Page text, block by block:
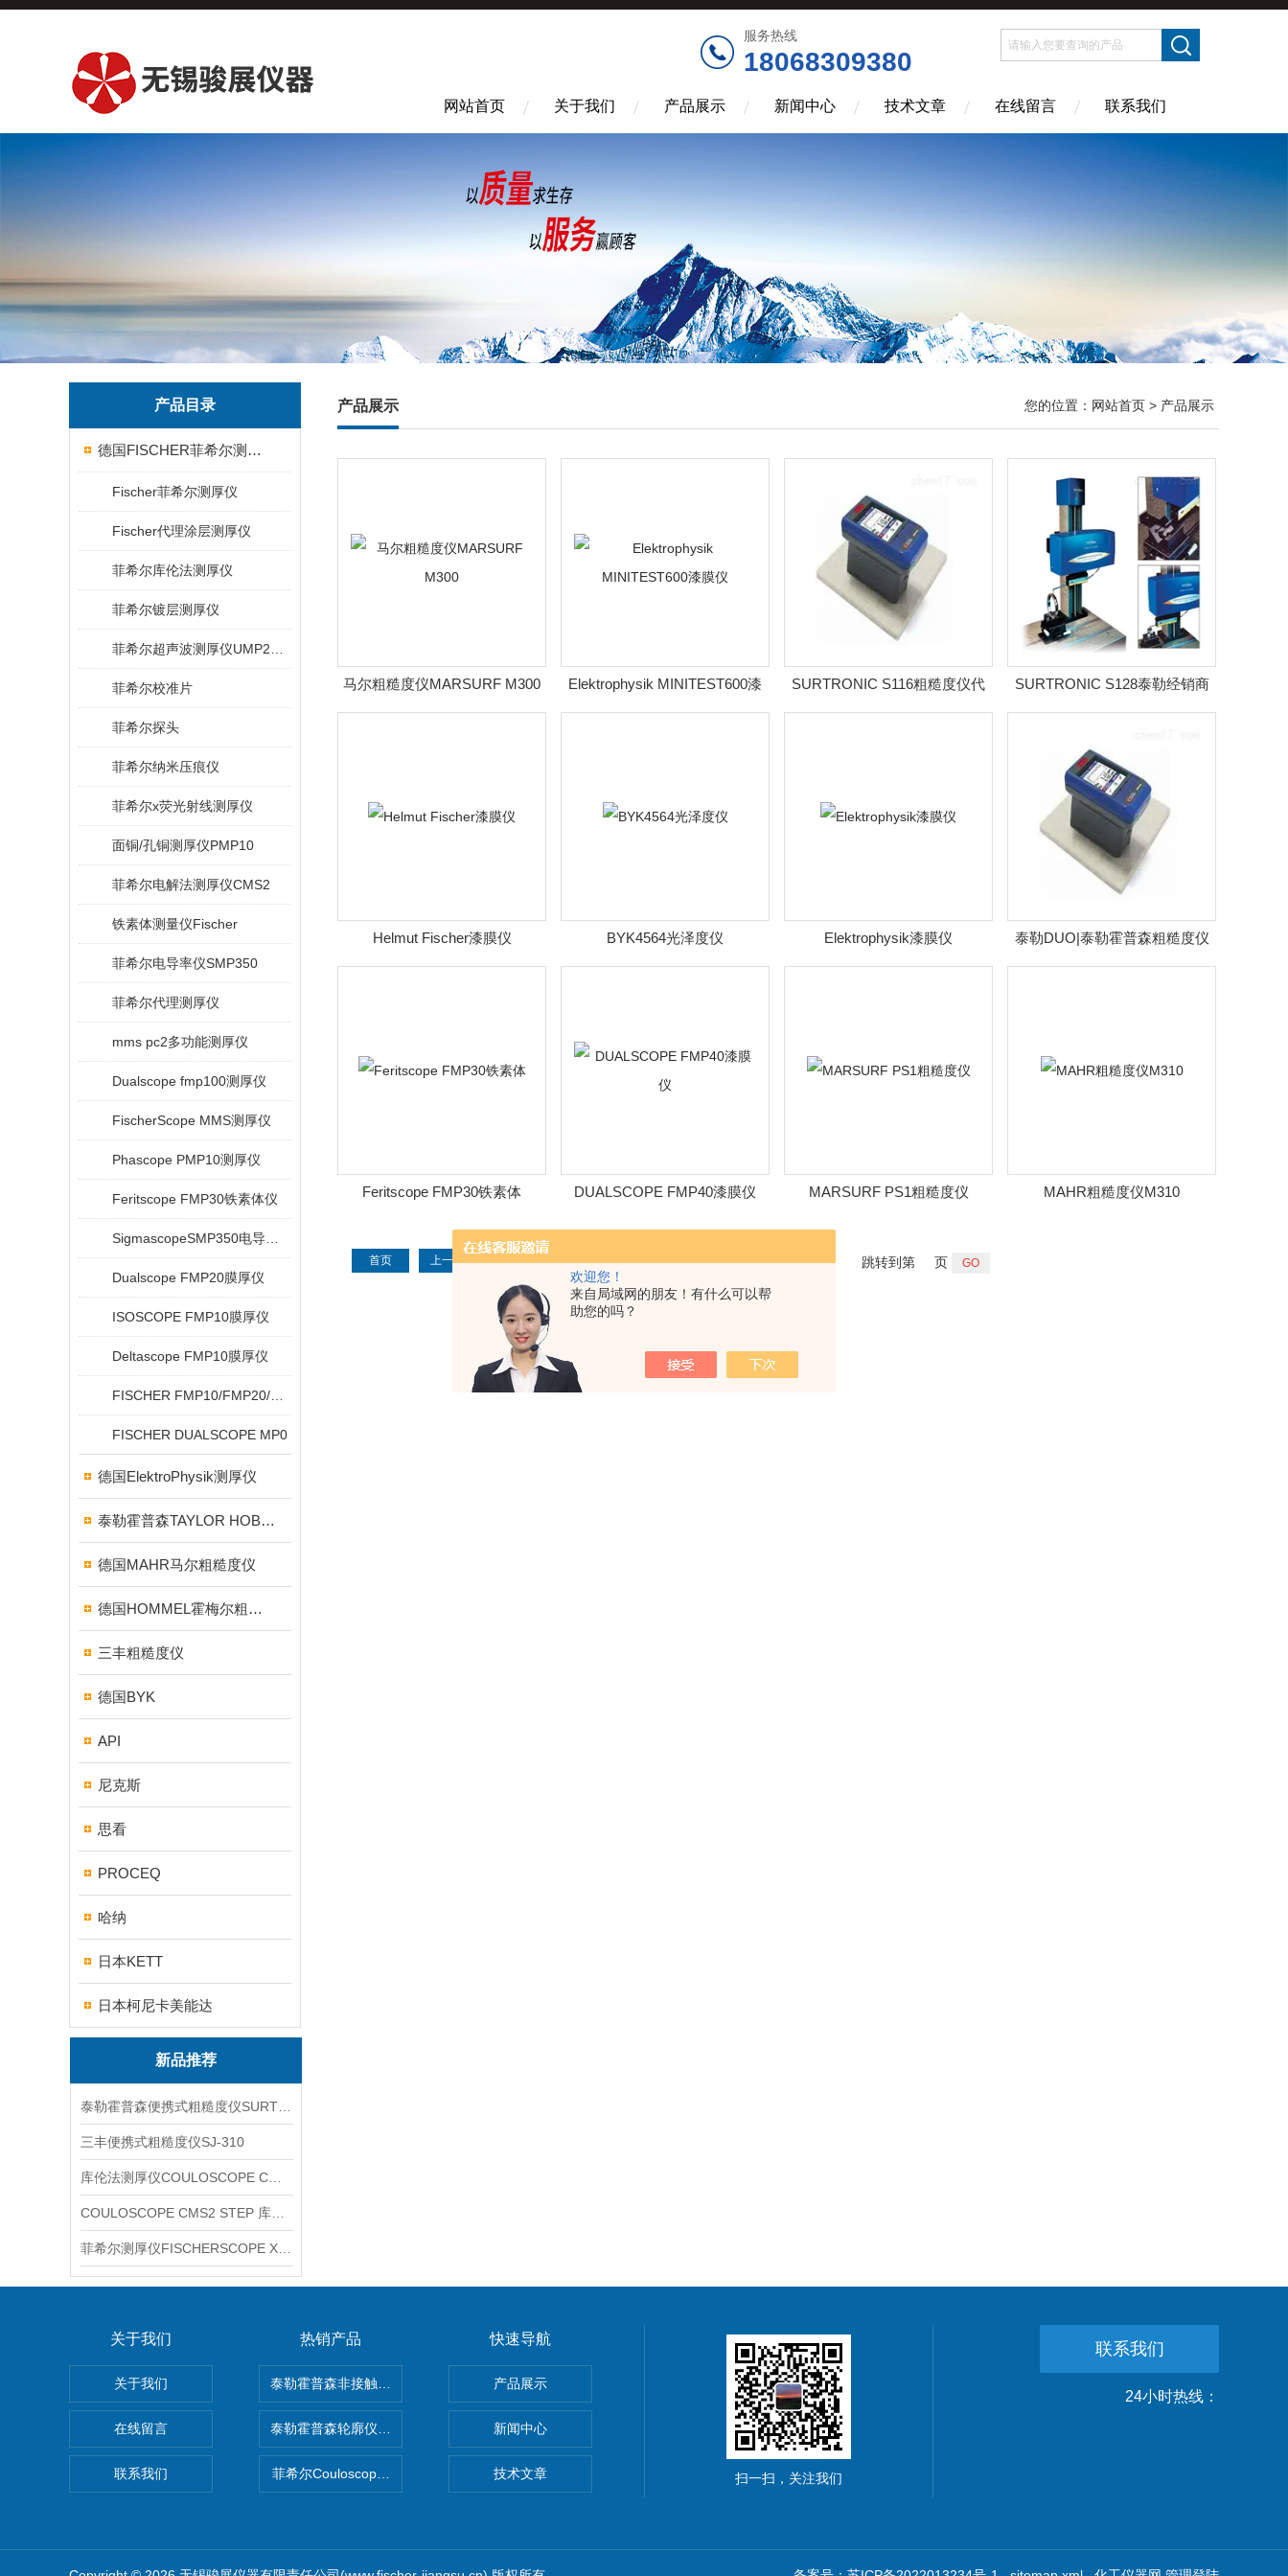
欢迎您！
来自局域网的朋友！有什么可以帮
助您的吗？
服务热线
18068309380
网站首页 关于我们 产品展示 新闻中心 技术文章 在线留言 联系我们
产品目录
德国FISCHER菲希尔测厚仪
Fischer菲希尔测厚仪
Fischer代理涂层测厚仪
菲希尔库伦法测厚仪
菲希尔镀层测厚仪
菲希尔校准片
菲希尔探头
菲希尔纳米压痕仪
菲希尔x荧光射线测厚仪
面铜/孔铜测厚仪PMP10
菲希尔电解法测厚仪CMS2
铁素体测量仪Fischer
菲希尔电导率仪SMP350
菲希尔代理测厚仪
mms pc2多功能测厚仪
Dualscope fmp100测厚仪
FischerScope MMS测厚仪
Phascope PMP10测厚仪
Feritscope FMP30铁素体仪
Dualscope FMP20膜厚仪
ISOSCOPE FMP10膜厚仪
Deltascope FMP10膜厚仪
FISCHER DUALSCOPE MP0
德国ElektroPhysik测厚仪
泰勒霍普森TAYLOR HOBSON粗糙度仪
德国MAHR马尔粗糙度仪
德国HOMMEL霍梅尔粗糙度仪
三丰粗糙度仪
德国BYK
API
尼克斯
思看
PROCEQ
哈纳
日本KETT
日本柯尼卡美能达
新品推荐
三丰便携式粗糙度仪SJ-310
产品展示 您的位置： 网站首页 > 产品展示
马尔粗糙度仪MARSURF M300
Elektrophysik MINITEST600漆
膜仪
SURTRONIC S116粗糙度仪代
理
SURTRONIC S128泰勒经销商
Helmut Fischer漆膜仪 BYK4564光泽度仪 Elektrophysik漆膜仪 泰勒DUO|泰勒霍普森粗糙度仪
Feritscope FMP30铁素体 DUALSCOPE FMP40漆膜仪 MARSURF PS1粗糙度仪 MAHR粗糙度仪M310
共 2716 条记录，当前 45 / 227 页
首页 上一页 下一页 末页 跳转到第 页
关于我们
关于我们
在线留言
联系我们
热销产品
泰勒霍普森非接触式轮廓仪LUPHOScan 850 HD
泰勒霍普森轮廓仪|TAYLOR HOBSON
菲希尔Couloscope CMS2电解法测厚仪
快速导航
产品展示
新闻中心
技术文章 扫一扫，关注我们
联系我们
24小时热线：